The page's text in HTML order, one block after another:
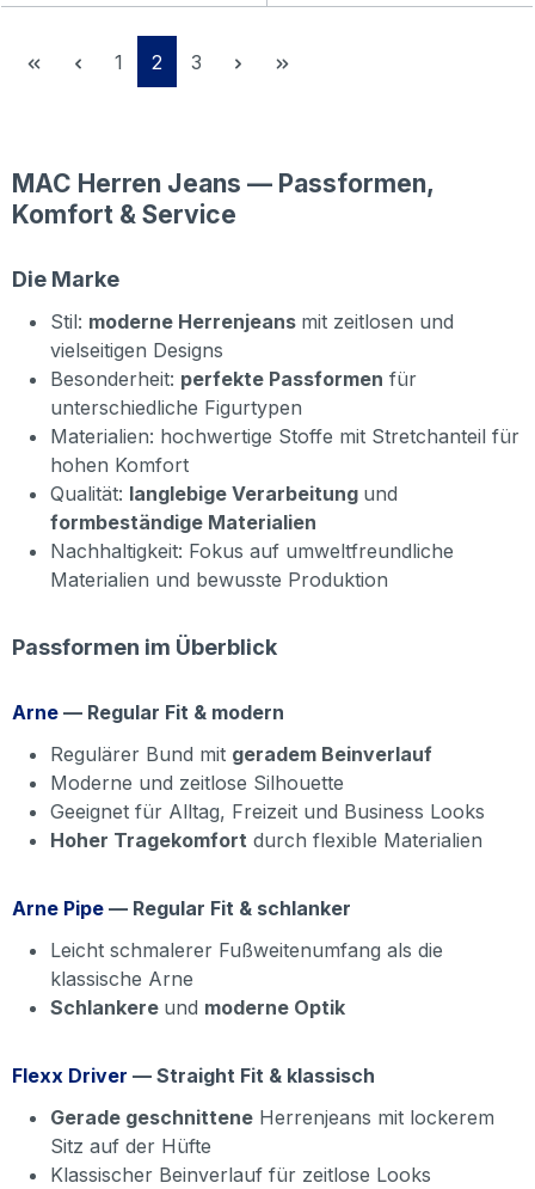
Seite
1 Seite
2 Seite
3
MAC Herren Jeans — Passformen,
Komfort & Service
Die Marke
Stil: moderne Herrenjeans mit zeitlosen und
vielseitigen Designs
Besonderheit: perfekte Passformen für
unterschiedliche Figurtypen
Materialien: hochwertige Stoffe mit Stretchanteil für
hohen Komfort
Qualität: langlebige Verarbeitung und
formbeständige Materialien
Nachhaltigkeit: Fokus auf umweltfreundliche
Materialien und bewusste Produktion
Passformen im Überblick
Arne — Regular Fit & modern
Regulärer Bund mit geradem Beinverlauf
Moderne und zeitlose Silhouette
Geeignet für Alltag, Freizeit und Business Looks
Hoher Tragekomfort durch flexible Materialien
Arne Pipe — Regular Fit & schlanker
Leicht schmalerer Fußweitenumfang als die
klassische Arne
Schlankere und moderne Optik
Flexx Driver — Straight Fit & klassisch
Gerade geschnittene Herrenjeans mit lockerem
Sitz auf der Hüfte
Klassischer Beinverlauf für zeitlose Looks